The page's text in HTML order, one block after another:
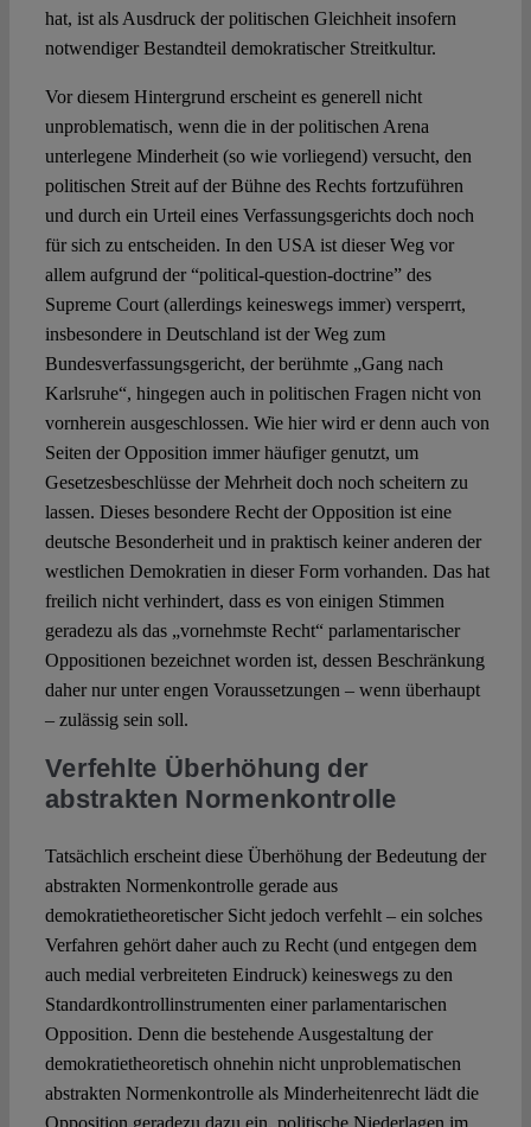
hat, ist als Ausdruck der politischen Gleichheit insofern
notwendiger Bestandteil demokratischer Streitkultur.
Vor diesem Hintergrund erscheint es generell nicht
unproblematisch, wenn die in der politischen Arena
unterlegene Minderheit (so wie vorliegend) versucht, den
politischen Streit auf der Bühne des Rechts fortzuführen
und durch ein Urteil eines Verfassungsgerichts doch noch
für sich zu entscheiden. In den USA ist dieser Weg vor
allem aufgrund der “political-question-doctrine” des
Supreme Court (allerdings keineswegs immer) versperrt,
insbesondere in Deutschland ist der Weg zum
Bundesverfassungsgericht, der berühmte „Gang nach
Karlsruhe“, hingegen auch in politischen Fragen nicht von
vornherein ausgeschlossen. Wie hier wird er denn auch von
Seiten der Opposition immer häufiger genutzt, um
Gesetzesbeschlüsse der Mehrheit doch noch scheitern zu
lassen. Dieses besondere Recht der Opposition ist eine
deutsche Besonderheit und in praktisch keiner anderen der
westlichen Demokratien in dieser Form vorhanden. Das hat
freilich nicht verhindert, dass es von einigen Stimmen
geradezu als das „vornehmste Recht“ parlamentarischer
Oppositionen bezeichnet worden ist, dessen Beschränkung
daher nur unter engen Voraussetzungen – wenn überhaupt
– zulässig sein soll.
Verfehlte Überhöhung der
abstrakten Normenkontrolle
Tatsächlich erscheint diese Überhöhung der Bedeutung der
abstrakten Normenkontrolle gerade aus
demokratietheoretischer Sicht jedoch verfehlt – ein solches
Verfahren gehört daher auch zu Recht (und entgegen dem
auch medial verbreiteten Eindruck) keineswegs zu den
Standardkontrollinstrumenten einer parlamentarischen
Opposition. Denn die bestehende Ausgestaltung der
demokratietheoretisch ohnehin nicht unproblematischen
abstrakten Normenkontrolle als Minderheitenrecht lädt die
Opposition geradezu dazu ein, politische Niederlagen im